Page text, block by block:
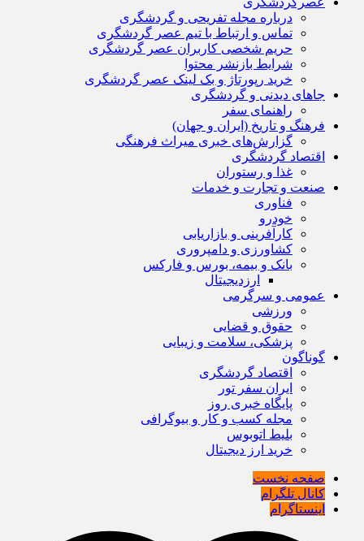
درباره مجله تفریحی و گردشگری
تماس و ارتباط با تیم عصر گردشگری
حریم شخصی کاربران عصر گردشگری
شرایط بازنشر محتوا
خرید رپورتاژ و بک لینک عصر گردشگری
جاهای دیدنی و گردشگری
راهنمای سفر
فرهنگ و تاریخ (ایران و جهان)
گزارش‌های خبری میراث فرهنگی
اقتصاد گردشگری
غذا و رستوران
صنعت و تجارت و خدمات
فناوری
خودرو
کارآفرینی و بازاریابی
کشاورزی و دامپروری
بانک و بیمه، بورس و فارکس
ارزدیجیتال
عمومی و سرگرمی
ورزشی
حقوق و قضایی
پزشکی، سلامت و زیبایی
گوناگون
اقتصاد گردشگری
ایران سفر تور
پایگاه خبری روز
مجله کسب و کار و بیوگرافی
بلیط اتوبوس
خرید ارز دیجیتال
صفحه نخست
کانال تلگرام
اینستاگرام